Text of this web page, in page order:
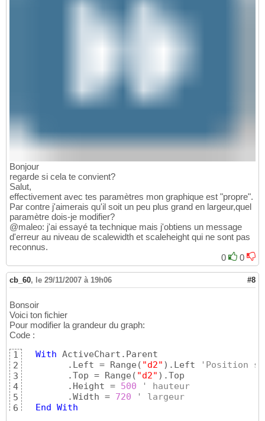
Bonjour
regarde si cela te convient?
Salut,
effectivement avec tes paramètres mon graphique est "propre".
Par contre j'aimerais qu'il soit un peu plus grand en largeur,quel
paramètre dois-je modifier?
@maleo: j'ai essayé ta technique mais j'obtiens un message
d'erreur au niveau de scalewidth et scaleheight qui ne sont pas
reconnus.
0
0
cb_60, le 29/11/2007 à 19h06 #8
Bonsoir
Voici ton fichier
Pour modifier la grandeur du graph:
Code :
1
2
3
4
5
6
With ActiveChart.Parent
        .Left = Range
( "d2" ) .Left
'Position
        .Top = Range
( "d2" ) .Top
        .Height =
500
' hauteur
        .Width =
720
' largeur
End With